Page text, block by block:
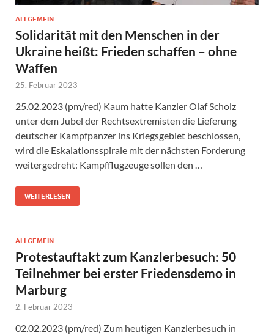
ALLGEMEIN
Solidarität mit den Menschen in der
Ukraine heißt: Frieden schaffen – ohne
Waffen
25. Februar 2023
25.02.2023 (pm/red) Kaum hatte Kanzler Olaf Scholz
unter dem Jubel der Rechtsextremisten die Lieferung
deutscher Kampfpanzer ins Kriegsgebiet beschlossen,
wird die Eskalationsspirale mit der nächsten Forderung
weitergedreht: Kampfflugzeuge sollen den …
WEITERLESEN
ALLGEMEIN
Protestauftakt zum Kanzlerbesuch: 50
Teilnehmer bei erster Friedensdemo in
Marburg
2. Februar 2023
02.02.2023 (pm/red) Zum heutigen Kanzlerbesuch in